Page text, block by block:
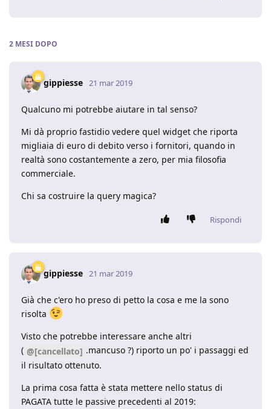
2 MESI DOPO
gippiesse 21 mar 2019
Qualcuno mi potrebbe aiutare in tal senso?
Mi dà proprio fastidio vedere quel widget che riporta
migliaia di euro di debito verso i fornitori, quando in
realtà sono costantemente a zero, per mia filosofia
commerciale.
Chi sa costruire la query magica?
Rispondi
gippiesse 21 mar 2019
Già che c'ero ho preso di petto la cosa e me la sono
risolta
Visto che potrebbe interessare anche altri
( @[cancellato] .mancuso ?) riporto un po' i passaggi ed
il risultato ottenuto.
La prima cosa fatta è stata mettere nello status di
PAGATA tutte le passive precedenti al 2019: